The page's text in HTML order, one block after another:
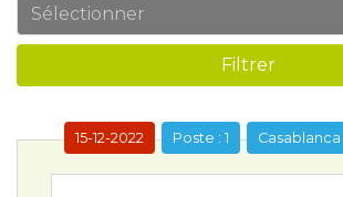
Filtrer
Casablanca
Poste : 1
15-12-2022